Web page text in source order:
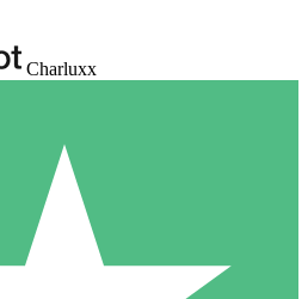
Charluxx